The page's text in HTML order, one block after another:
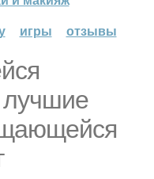
игры отзывы
лучшие